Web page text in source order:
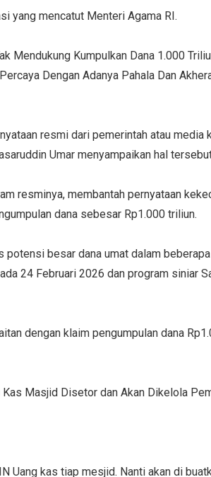
yang mencatut Menteri Agama RI.
Mendukung Kumpulkan Dana 1.000
Dengan Adanya Pahala Dan
resmi dari pemerintah atau media
Umar menyampaikan hal
resminya, membantah pernyataan
dana sebesar Rp1.000 triliun.
potensi besar dana umat dalam
24 Februari 2026 dan program siniar
dengan klaim pengumpulan dana
Masjid Disetor dan Akan Dikelola
Uang kas tiap mesjid. Nanti akan di